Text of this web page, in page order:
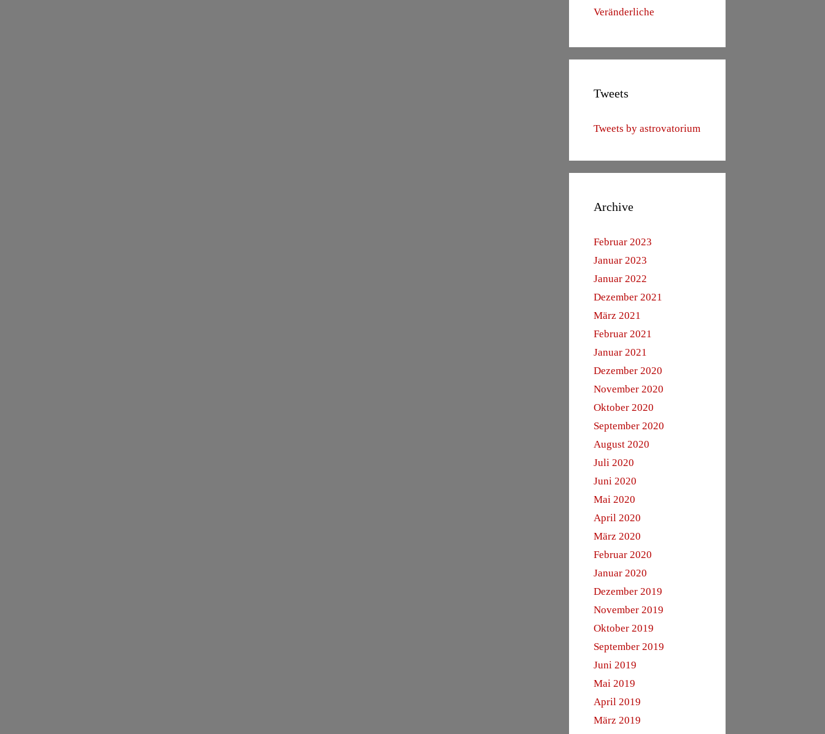
Veränderliche
Tweets
Tweets by astrovatorium
Archive
Februar 2023
Januar 2023
Januar 2022
Dezember 2021
März 2021
Februar 2021
Januar 2021
Dezember 2020
November 2020
Oktober 2020
September 2020
August 2020
Juli 2020
Juni 2020
Mai 2020
April 2020
März 2020
Februar 2020
Januar 2020
Dezember 2019
November 2019
Oktober 2019
September 2019
Juni 2019
Mai 2019
April 2019
März 2019